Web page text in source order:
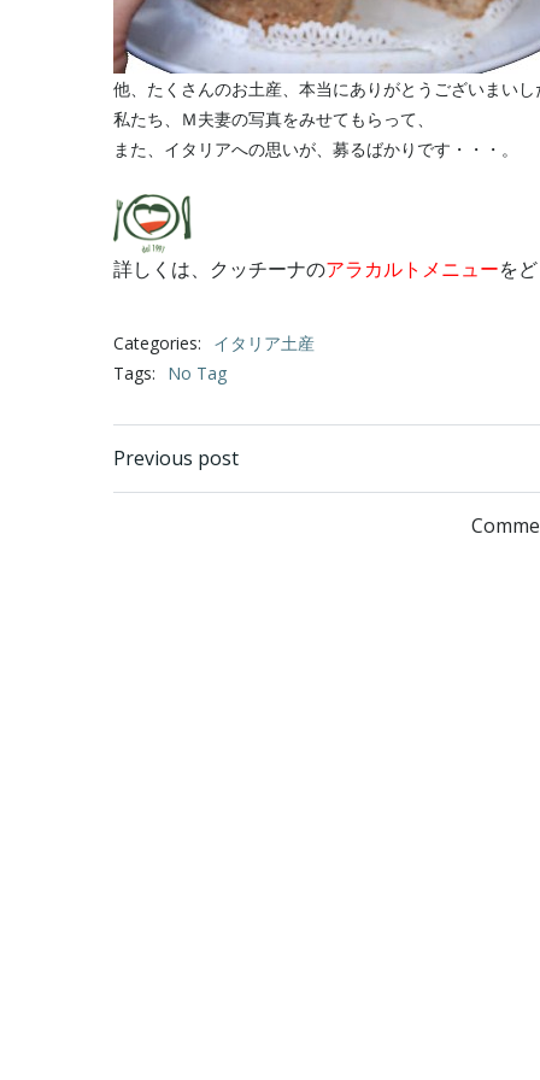
他、たくさんのお土産、本当にありがとうございまいし
私たち、Ｍ夫妻の写真をみせてもらって、
また、イタリアへの思いが、募るばかりです・・・。
詳しくは、クッチーナのアラカルトメニューを
Categories:
イタリア土産
Tags:
No Tag
Post
Previous post